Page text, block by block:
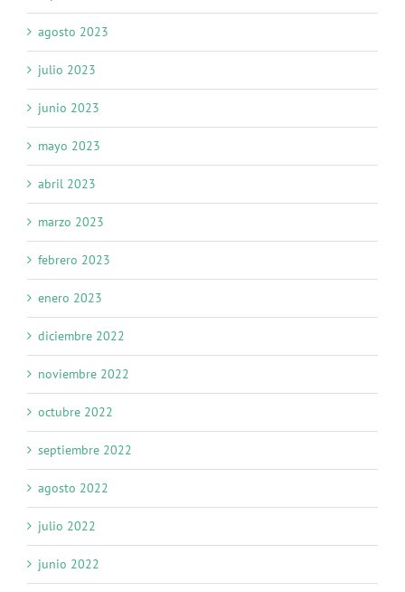
agosto 2023
julio 2023
junio 2023
mayo 2023
abril 2023
marzo 2023
febrero 2023
enero 2023
diciembre 2022
noviembre 2022
octubre 2022
septiembre 2022
agosto 2022
julio 2022
junio 2022